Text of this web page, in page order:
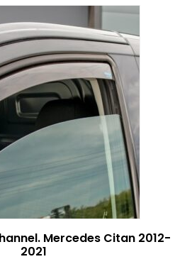
Mercedes Citan 2012-
2021